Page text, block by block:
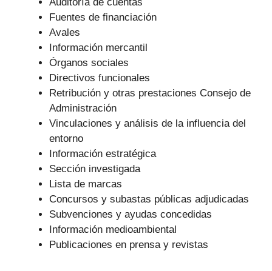
Fuentes de financiación
Avales
Información mercantil
Órganos sociales
Directivos funcionales
Retribución y otras prestaciones Consejo de
Administración
Vinculaciones y análisis de la influencia del
entorno
Información estratégica
Sección investigada
Lista de marcas
Concursos y subastas públicas adjudicadas
Subvenciones y ayudas concedidas
Información medioambiental
Publicaciones en prensa y revistas